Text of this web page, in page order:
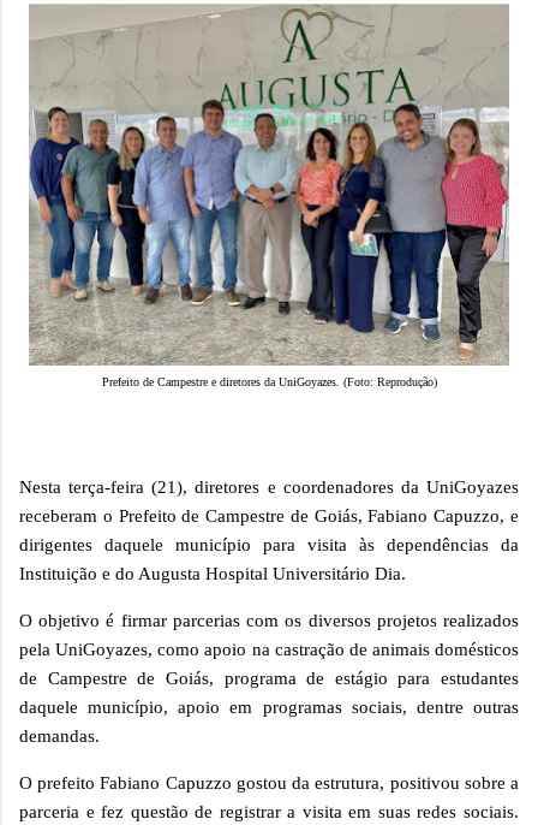
Prefeito de Campestre e diretores da UniGoyazes. (Foto: Reprodução)
Nesta terça-feira (21), diretores e coordenadores da UniGoyazes
receberam o Prefeito de Campestre de Goiás, Fabiano Capuzzo, e
dirigentes daquele município para visita às dependências da
Instituição e do Augusta Hospital Universitário Dia.
O objetivo é firmar parcerias com os diversos projetos realizados
pela UniGoyazes, como apoio na castração de animais domésticos
de Campestre de Goiás, programa de estágio para estudantes
daquele município, apoio em programas sociais, dentre outras
demandas.
O prefeito Fabiano Capuzzo gostou da estrutura, positivou sobre a
parceria e fez questão de registrar a visita em suas redes sociais.